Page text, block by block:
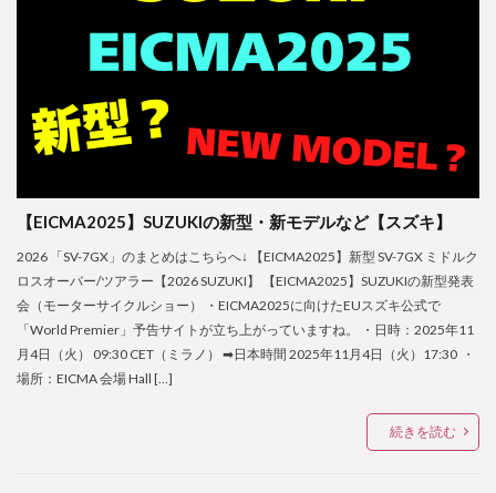
【EICMA2025】SUZUKIの新型・新モデルなど【スズキ】
2026 「SV-7GX」のまとめはこちらへ↓ 【EICMA2025】新型 SV-7GX ミドルク
ロスオーバー/ツアラー【2026 SUZUKI】 【EICMA2025】SUZUKIの新型発表
会（モーターサイクルショー） ・EICMA2025に向けたEUスズキ公式で
「World Premier」予告サイトが立ち上がっていますね。 ・日時：2025年11
月4日（火） 09:30 CET（ミラノ） ➡日本時間 2025年11月4日（火）17:30 ・
場所：EICMA 会場 Hall […]
続きを読む